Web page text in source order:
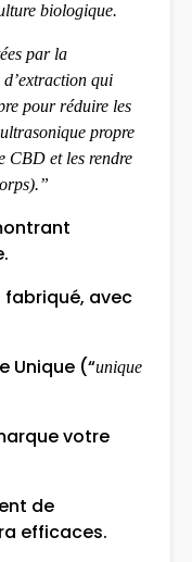
biologique.
par la
qui
pour réduire les
propre
CBD et les rendre
avec
Unique (“unique
votre
de
efficaces.